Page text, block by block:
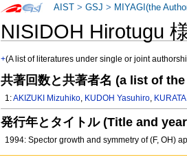
NISIDOH Hirotugu
+(A list of literatures under single or joint
共著回数と共著者名 (a list of
1:AKIZUKI Mizuhiko, KUDOH Yasuhiro,
発行年とタイトル (Title and
1994: Spector growth and symmetry of (F, OH)
AIST >GSJ > MIYAGI(the